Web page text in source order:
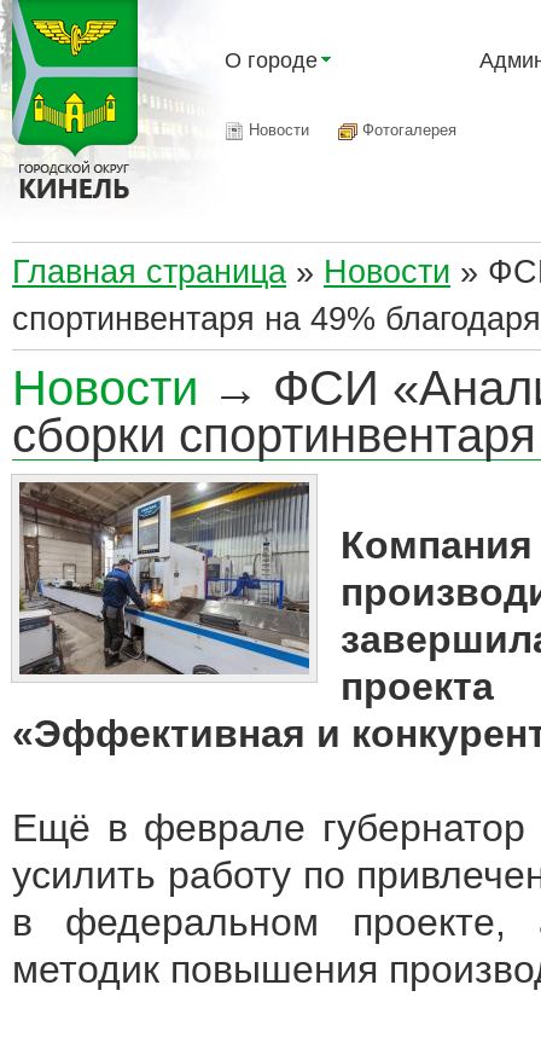
О городе
Новости Фотогалерея
Главная страница » Новости »
спортинвентаря на 49%
Новости → ФСИ
сборки
проекта
«Эффективная и
Ещё в феврале
усилить работу по
в федеральном проекте,
методик повышения